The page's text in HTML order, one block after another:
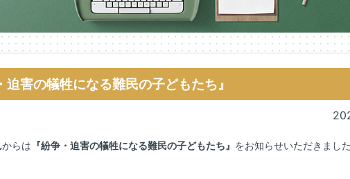
迫害の犠牲になる難民の子どもたち』
からは 『紛争・迫害の犠牲になる難民の子どもたち』 をお知らせいただきまし